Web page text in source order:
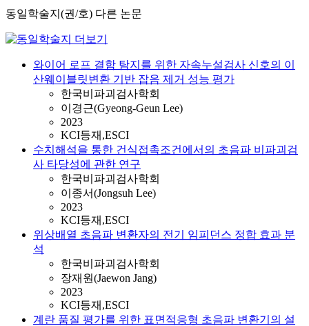
동일학술지(권/호) 다른 논문
와이어 로프 결함 탐지를 위한 자속누설검사 신호의 이
산웨이블릿변환 기반 잡음 제거 성능 평가
한국비파괴검사학회
이경근(Gyeong-Geun Lee)
2023
KCI등재,ESCI
수치해석을 통한 건식접촉조건에서의 초음파 비파괴검
사 타당성에 관한 연구
한국비파괴검사학회
이종서(Jongsuh Lee)
2023
KCI등재,ESCI
위상배열 초음파 변환자의 전기 임피던스 정합 효과 분
석
한국비파괴검사학회
장재원(Jaewon Jang)
2023
KCI등재,ESCI
계란 품질 평가를 위한 표면적응형 초음파 변환기의 설